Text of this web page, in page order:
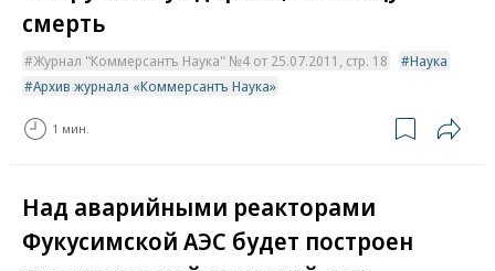
смерть
Журнал "Коммерсантъ Наука" №4 от 25.07.2011, стр. 18
Наука
Архив журнала «Коммерсантъ Наука»
1 мин.
Над аварийными реакторами
Фукусимской АЭС будет построен